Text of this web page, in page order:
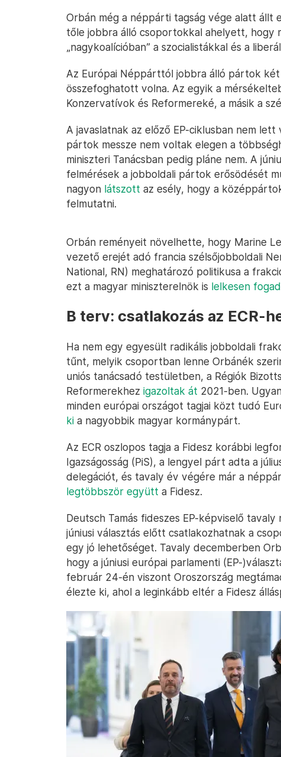
Orbán még a néppárti tagság vége alatt állt
tőle jobbra álló csoportokkal ahelyett, hogy
„nagykoalícióban” a szocialistákkal és a
Az Európai Néppárttól jobbra álló pártok
összefoghatott volna. Az egyik a
Konzervatívok és Reformereké, a másik a
A javaslatnak az előző EP-ciklusban nem
pártok messze nem voltak elegen a
miniszteri Tanácsban pedig pláne nem. A
felmérések a jobboldali pártok erősödését
nagyon látszott az esély, hogy a
felmutatni.
Orbán reményeit növelhette, hogy Marine
vezető erejét adó francia szélsőjobboldali
National, RN) meghatározó politikusa a
ezt a magyar miniszterelnök is lelkesen
B terv: csatlakozás az ECR-
Ha nem egy egyesült radikális jobboldali
tűnt, melyik csoportban lenne Orbánék
uniós tanácsadó testületben, a Régiók
Reformerekhez igazoltak át 2021-ben.
minden európai országot tagjai közt tudó
ki a nagyobbik magyar kormánypárt.
Az ECR oszlopos tagja a Fidesz korábbi
Igazságosság (PiS), a lengyel párt adta a
delegációt, és tavaly év végére már a
legtöbbször együtt a Fidesz.
Deutsch Tamás fideszes EP-képviselő tavaly
júniusi választás előtt csatlakozhatnak a
egy jó lehetőséget. Tavaly decemberben
hogy a júniusi európai parlamenti (EP-
február 24-én viszont Oroszország
élezte ki, ahol a leginkább eltér a Fidesz